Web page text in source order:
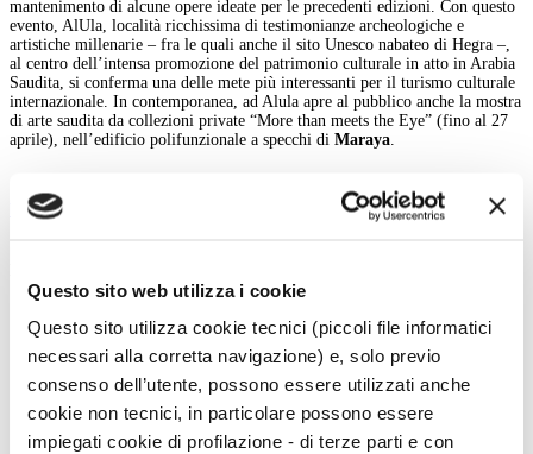
Questo sito web utilizza i cookie
Questo sito utilizza cookie tecnici (piccoli file informatici
necessari alla corretta navigazione) e, solo previo
consenso dell’utente, possono essere utilizzati anche
cookie non tecnici, in particolare possono essere
impiegati cookie di profilazione - di terze parti e con
mantenimento di alcune opere ideate per le precedenti edizioni. Con questo
evento, AlUla, località ricchissima di testimonianze archeologiche e
artistiche millenarie – fra le quali anche il sito Unesco nabateo di Hegra –,
al centro dell’intensa promozione del patrimonio culturale in atto in Arabia
Saudita, si conferma una delle mete più interessanti per il turismo culturale
internazionale. In contemporanea, ad Alula apre al pubblico anche la mostra
di arte saudita da collezioni private “More than meets the Eye” (fino al 27
aprile), nell’edificio polifunzionale a specchi di Maraya
back
Eventi
Grandi Mostre
Kids
In galleria
Cataloghi e libri
Aste e mercato
Concorsi e Lavoro